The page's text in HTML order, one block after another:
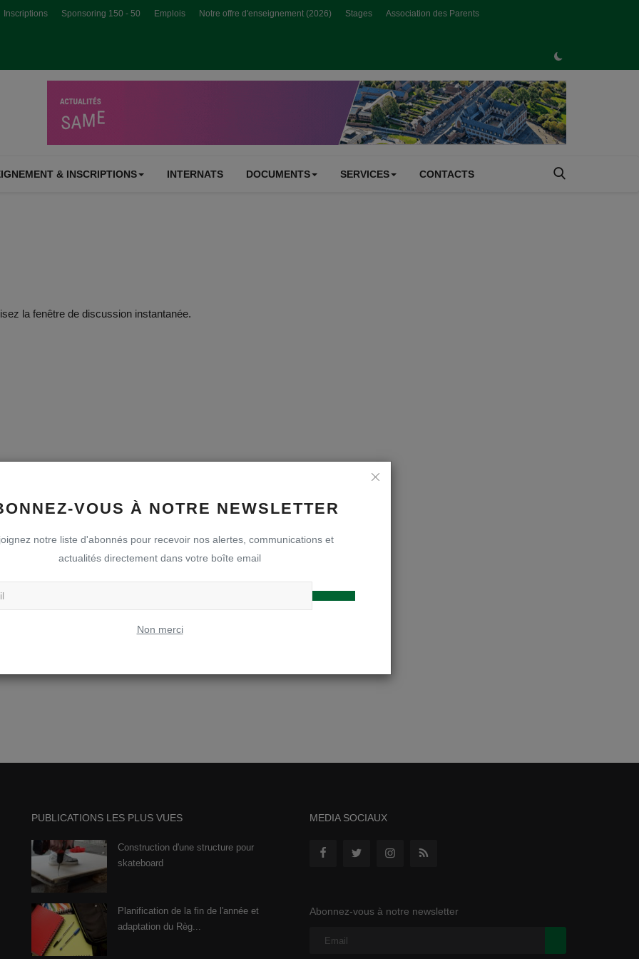
Inscriptions Sponsoring 150 - 50 Emplois Notre offre d'enseignement (2026) Stages Association des Parents
& INSCRIPTIONS INTERNATS DOCUMENTS SERVICES CONTACTS
VOUS À NOTRE NEWSLETTER
notre liste d'abonnés pour recevoir nos alertes, communications et
actualités directement dans votre boîte email
Non merci
la fenêtre de discussion instantanée.
PUBLICATIONS LES PLUS VUES
Construction d'une structure pour
skateboard
Planification de la fin de l'année et
adaptation du Règ...
MEDIA SOCIAUX
Abonnez-vous à notre newsletter